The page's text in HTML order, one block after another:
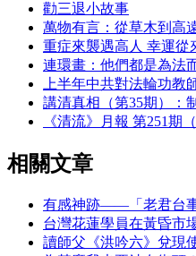
勸三退小故事
萬物有言：從草木到高
重症來襲遇高人 幸運從
連環畫：他們都是為法
上半年中共對法輪功教
講清真相（第35期）：
《清流》月報 第251期
相關文章
有感神跡——「老君台
台灣花蓮學員在黃昏市
讀師父《洪吟六》兌現